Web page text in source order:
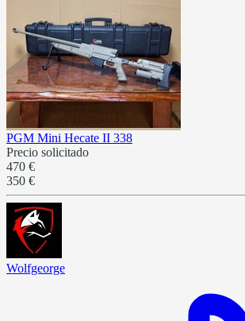
PGM Mini Hecate II 338
Precio solicitado
470 €
350 €
Wolfgeorge